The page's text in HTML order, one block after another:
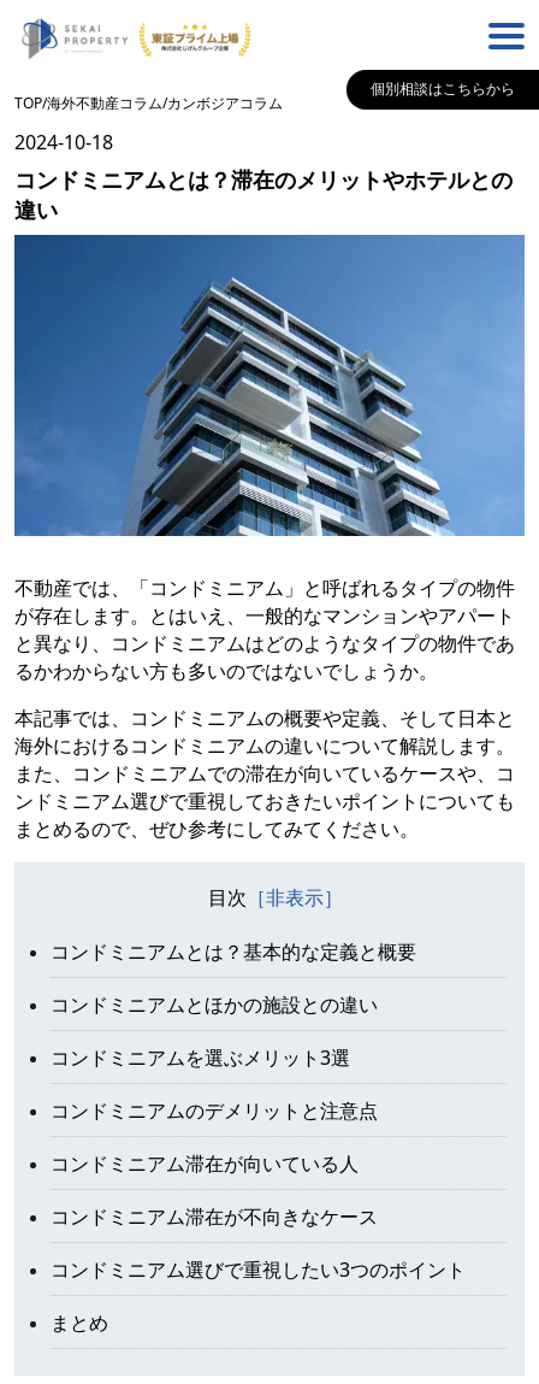
個別相談はこちらから
TOP/海外不動産コラム/カンボジアコラム
2024-10-18
コンドミニアムとは？滞在のメリットやホテルとの
違い
不動産では、「コンドミニアム」と呼ばれるタイプの物件
が存在します。とはいえ、一般的なマンションやアパート
と異なり、コンドミニアムはどのようなタイプの物件であ
るかわからない方も多いのではないでしょうか。
本記事では、コンドミニアムの概要や定義、そして日本と
海外におけるコンドミニアムの違いについて解説します。
また、コンドミニアムでの滞在が向いているケースや、コ
ンドミニアム選びで重視しておきたいポイントについても
まとめるので、ぜひ参考にしてみてください。
目次
コンドミニアムとは？基本的な定義と概要
コンドミニアムとほかの施設との違い
コンドミニアムを選ぶメリット3選
コンドミニアムのデメリットと注意点
コンドミニアム滞在が向いている人
コンドミニアム滞在が不向きなケース
コンドミニアム選びで重視したい3つのポイント
まとめ